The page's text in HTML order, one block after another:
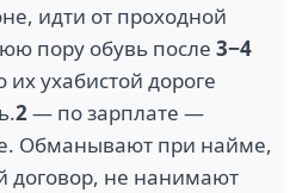
2.7
ВСЕ
ИНСТРУМЕНТЫ.РУ (9)
идти от проходной
пору обувь после 3−4
их ухабистой дороге
2— по зарплате —
Обманывают при найме,
договор, не нанимают